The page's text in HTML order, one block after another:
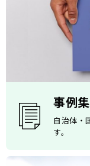
事例
自治体・
す。